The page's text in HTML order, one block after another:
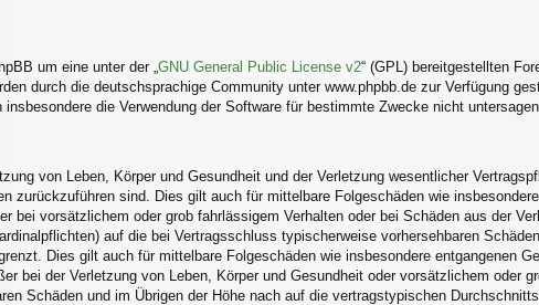
um eine unter der „ GNU General Public License v2“ (GPL) bereitgestellten
durch die deutschsprachige Community unter www.phpbb.de zur Verfügung
die Verwendung der Software für bestimmte Zwecke nicht
von Leben, Körper und Gesundheit und der Verletzung wesentlicher
zurückzuführen sind. Dies gilt auch für mittelbare Folgeschäden wie insbesondere
bei vorsätzlichem oder grob fahrlässigem Verhalten oder bei Schäden aus der
auf die bei Vertragsschluss typischerweise vorhersehbaren
Dies gilt auch für mittelbare Folgeschäden wie insbesondere entgangenen
bei der Verletzung von Leben, Körper und Gesundheit oder vorsätzlichem oder
Schäden und im Übrigen der Höhe nach auf die vertragstypischen